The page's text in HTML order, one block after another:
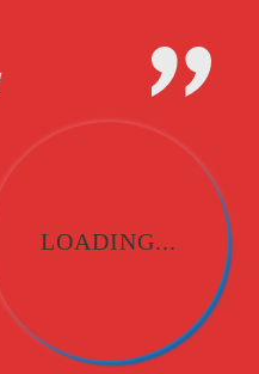
LOADING...